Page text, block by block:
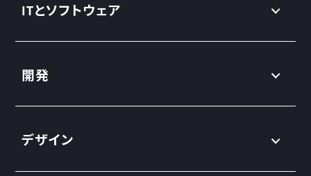
ITとソフトウェア
開発
デザイン